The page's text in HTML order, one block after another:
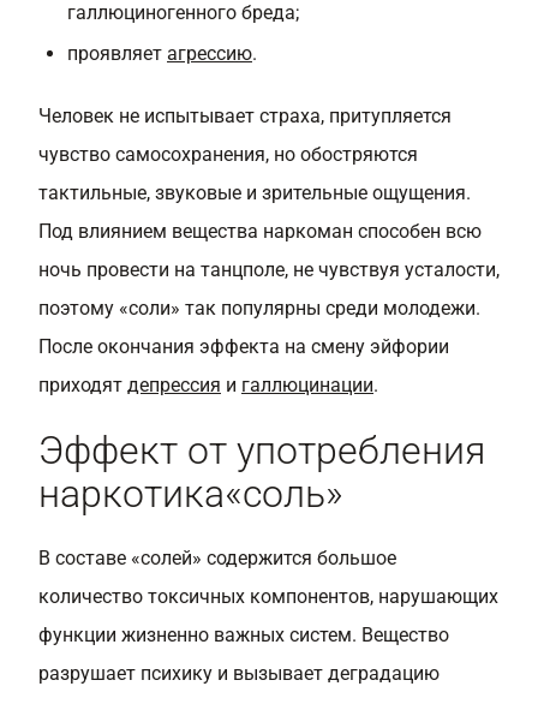
галлюциногенного бреда;
проявляет агрессию.
Человек не испытывает страха, притупляется
чувство самосохранения, но обостряются
тактильные, звуковые и зрительные ощущения.
Под влиянием вещества наркоман способен всю
ночь провести на танцполе, не чувствуя усталости,
поэтому «соли» так популярны среди молодежи.
После окончания эффекта на смену эйфории
приходят депрессия и галлюцинации.
Эффект от употребления
наркотика«соль»
В составе «солей» содержится большое
количество токсичных компонентов, нарушающих
функции жизненно важных систем. Вещество
разрушает психику и вызывает деградацию